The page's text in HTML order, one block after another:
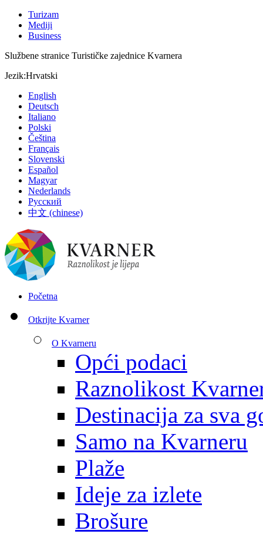
Turizam
Mediji
Business
Službene stranice Turističke zajednice Kvarnera
Jezik:Hrvatski
English
Deutsch
Italiano
Polski
Čeština
Français
Slovenski
Español
Magyar
Nederlands
Русский
中文 (chinese)
Početna
Otkrijte Kvarner
O Kvarneru
Opći podaci
Raznolikost
Destinacija za sva
Samo na Kvarneru
Plaže
Ideje za izlete
Brošure